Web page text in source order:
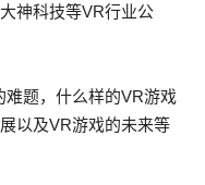
神科技等VR行业公
题，什么样的VR游戏
以及VR游戏的未来等